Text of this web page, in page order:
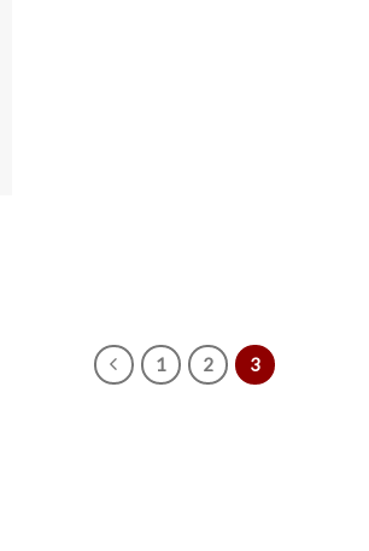
1 2 3